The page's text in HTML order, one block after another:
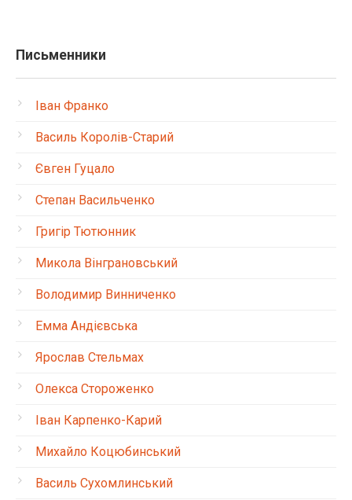
Письменники
Іван Франко
Василь Королів-Старий
Євген Гуцало
Степан Васильченко
Григір Тютюнник
Микола Вінграновський
Володимир Винниченко
Емма Андієвська
Ярослав Стельмах
Олекса Стороженко
Іван Карпенко-Карий
Михайло Коцюбинський
Василь Сухомлинський